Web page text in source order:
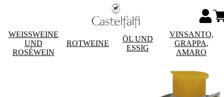
WEISSWEINE
UND
ROSÉWEIN
ROTWEINE
ÖL UND
ESSIG
VINSANTO,
GRAPPA,
AMARO